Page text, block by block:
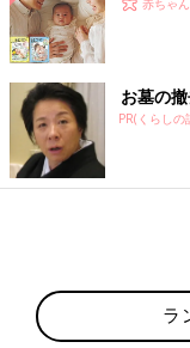
赤ちゃ
お墓の
PR(くらしの
ラ